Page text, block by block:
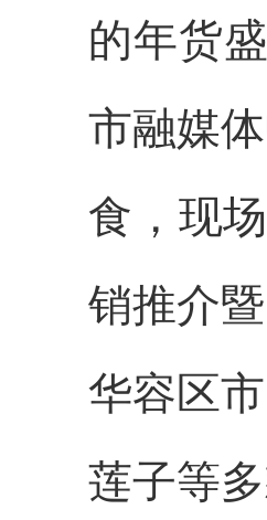
的年货
市融媒
食，现
销推介
华容区
莲子等